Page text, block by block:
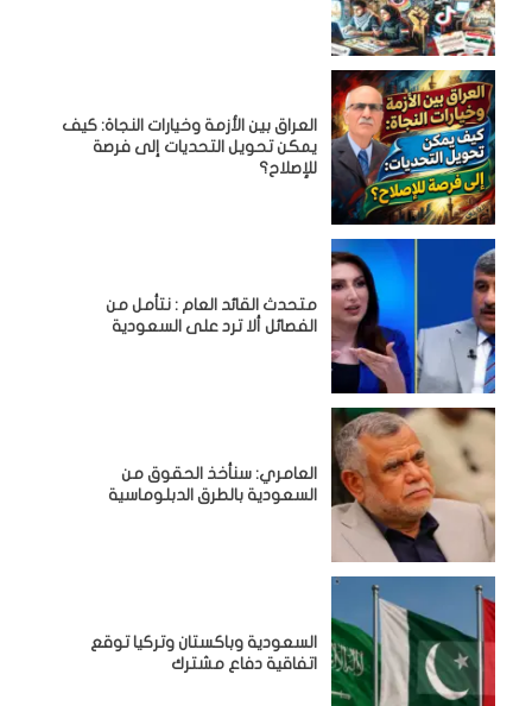
العراق بين الأزمة وخيارات النجاة: كيف
يمكن تحويل التحديات إلى فرصة
للإصلاح؟
متحدث القائد العام : نتأمل من
الفصائل ألا ترد على السعودية
العامري: سنأخذ الحقوق من
السعودية بالطرق الدبلوماسية
السعودية وباكستان وتركيا توقع
اتفاقية دفاع مشترك